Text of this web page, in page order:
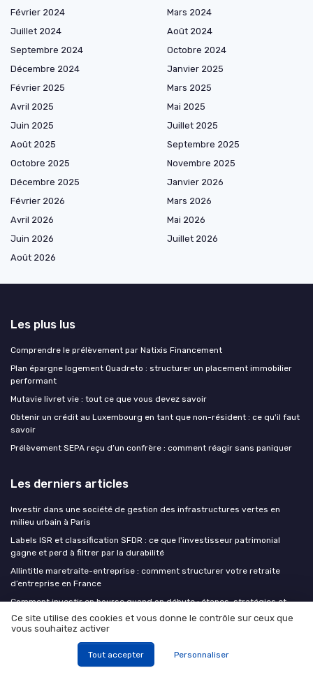
Février 2024
Mars 2024
Juillet 2024
Août 2024
Septembre 2024
Octobre 2024
Décembre 2024
Janvier 2025
Février 2025
Mars 2025
Avril 2025
Mai 2025
Juin 2025
Juillet 2025
Août 2025
Septembre 2025
Octobre 2025
Novembre 2025
Décembre 2025
Janvier 2026
Février 2026
Mars 2026
Avril 2026
Mai 2026
Juin 2026
Juillet 2026
Août 2026
Les plus lus
Comprendre le prélèvement par Natixis Financement
Plan épargne logement Quadreto : structurer un placement immobilier
performant
Mutavie livret vie : tout ce que vous devez savoir
Obtenir un crédit au Luxembourg en tant que non-résident : ce qu'il faut
savoir
Prélèvement SEPA reçu d’un confrère : comment réagir sans paniquer
Les derniers articles
Investir dans une société de gestion des infrastructures vertes en
milieu urbain à Paris
Labels ISR et classification SFDR : ce que l'investisseur patrimonial
gagne et perd à filtrer par la durabilité
Allintitle maretraite-entreprise : comment structurer votre retraite
d’entreprise en France
Comment investir en bourse quand on débute : étapes, stratégies et
conseils pratiques ?
Investir en dette privée en 2026 : rendements, risque de crédit réel et
véhicules accessibles aux particuliers
Ce site utilise des cookies et vous donne le contrôle sur ceux que
vous souhaitez activer
Tout accepter Personnaliser